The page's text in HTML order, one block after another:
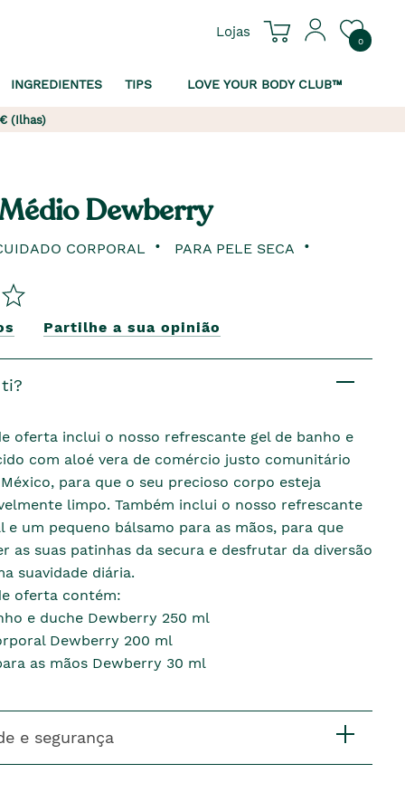
Lojas
0
INGREDIENTES TIPS LOVE YOUR BODY CLUB™
(Ilhas)
Dewberry
CORPORAL
PARA PELE SECA
Partilhe a sua opinião
oferta inclui o nosso refrescante gel de banho e
com aloé vera de comércio justo comunitário
para que o seu precioso corpo esteja
limpo. Também inclui o nosso refrescante
um pequeno bálsamo para as mãos, para que
as suas patinhas da secura e desfrutar da diversão
suavidade diária.
oferta contém:
e duche Dewberry 250 ml
Dewberry 200 ml
as mãos Dewberry 30 ml
e segurança